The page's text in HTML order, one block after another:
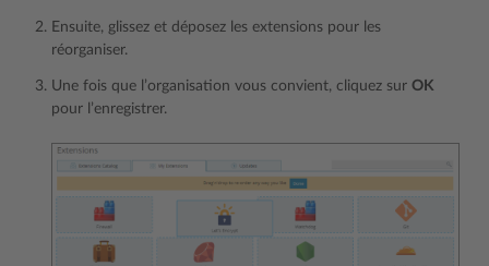
Ensuite, glissez et déposez les extensions pour les
réorganiser.
Une fois que l’organisation vous convient, cliquez sur OK
pour l’enregistrer.